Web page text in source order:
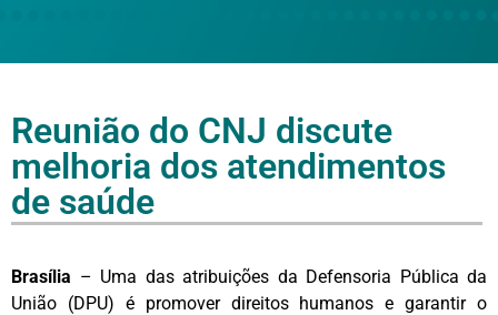
Reunião do CNJ discute
melhoria dos atendimentos
de saúde
Brasília – Uma das atribuições da Defensoria Pública da
União (DPU) é promover direitos humanos e garantir o